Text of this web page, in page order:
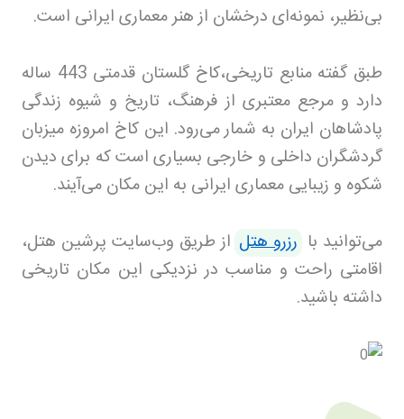
بی‌نظیر، نمونه‌ای درخشان از هنر معماری ایرانی است.
طبق گفته منابع تاریخی،کاخ گلستان قدمتی 443 ساله
دارد و مرجع معتبری از فرهنگ، تاریخ و شیوه زندگی
پادشاهان ایران به شمار می‌رود. این کاخ امروزه میزبان
گردشگران داخلی و خارجی بسیاری است که برای دیدن
شکوه و زیبایی معماری ایرانی به این مکان می‌آیند.
می‌توانید با رزرو هتل از طریق وب‌سایت پرشین هتل،
اقامتی راحت و مناسب در نزدیکی این مکان تاریخی
داشته باشید.